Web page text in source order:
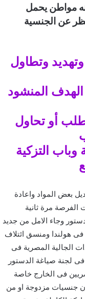
مواطن يحمل
عن الجنسية
وتطاول
المنشود
أو تحاول
وباب التزكية
تعديل بعض المواد واعادة
الفرصة مرة ثانية
وجاء الامل من جديد
هولندا ومنسق ائتلاف
الجالية المصرية فى
لجنة صياغة الدستور
فى الخارج خاصة
جنسيات مزدوجة او من